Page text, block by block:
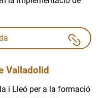
Valladolid
i Lleó per a la formació